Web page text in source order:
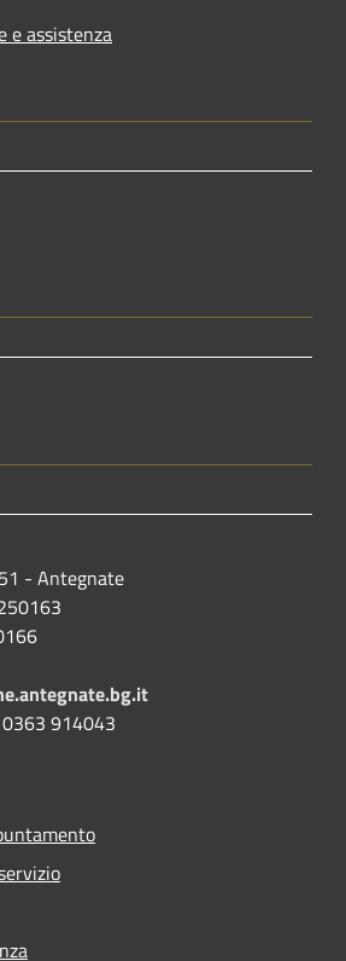
e assistenza
- Antegnate
914043